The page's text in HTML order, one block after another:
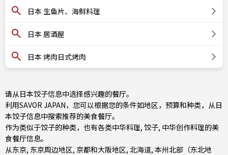
日本 生鱼片、海鲜料理
日本 居酒屋
日本 烤肉日式烤肉
请从日本饺子信息中选择感兴趣的餐厅。
利用SAVOR JAPAN，您可以根据您的条件如地区，预算和种类，从日
本饺子信息中搜索推荐的美食餐厅。
作为类似于饺子的种类，也有各类中华料理, 饺子, 中华创作料理的美
食餐厅信息。
从东京, 东京周边地区, 京都和大阪地区, 北海道, 本州北部（东北地